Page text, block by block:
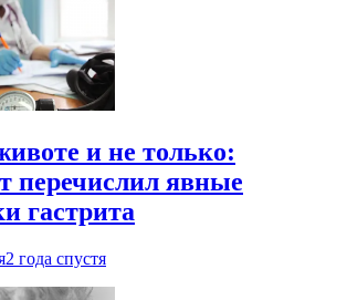
и не только:
перечислил явные
гастрита
2 года спустя